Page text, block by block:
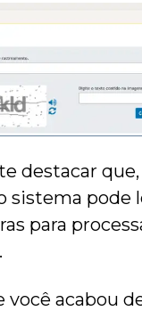
destacar que,
sistema pode
para
você acabou